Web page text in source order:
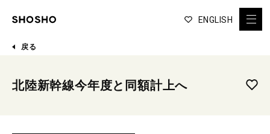
ENGLISH
戻る
北陸新幹線今年度と同額計上へ